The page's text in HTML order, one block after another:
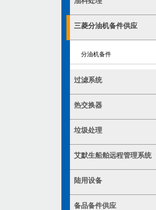
三菱分油机备件供应
分油机备件
过滤系统
热交换器
垃圾处理
艾默生船舶远程管理系统
陆用设备
备品备件供应